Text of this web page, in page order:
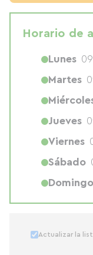
Actualizar la
Horario de
Lunes
Martes
Jueves
Viernes
Sábado
Domingo